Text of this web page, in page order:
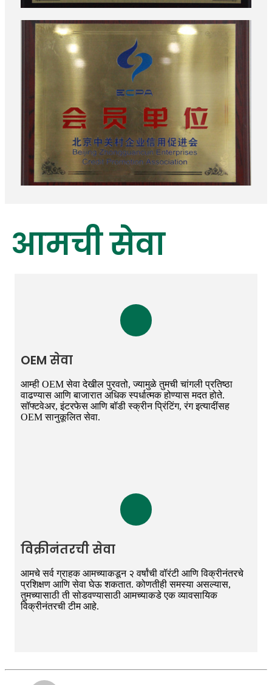
आमची सेवा
OEM सेवा
आम्ही OEM सेवा देखील पुरवतो, ज्यामुळे तुमची चांगली प्रतिष्ठा
वाढण्यास आणि बाजारात अधिक स्पर्धात्मक होण्यास मदत होते.
सॉफ्टवेअर, इंटरफेस आणि बॉडी स्क्रीन प्रिंटिंग, रंग इत्यादींसह
OEM सानुकूलित सेवा.
विक्रीनंतरची सेवा
आमचे सर्व ग्राहक आमच्याकडून २ वर्षांची वॉरंटी आणि विक्रीनंतरचे
प्रशिक्षण आणि सेवा घेऊ शकतात. कोणतीही समस्या असल्यास,
तुमच्यासाठी ती सोडवण्यासाठी आमच्याकडे एक व्यावसायिक
विक्रीनंतरची टीम आहे.